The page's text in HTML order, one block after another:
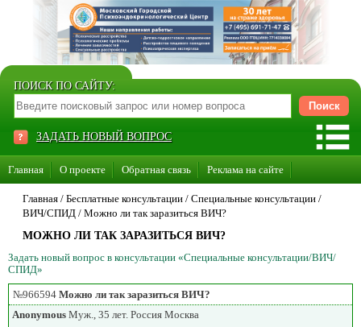
ПОИСК ПО САЙТУ:
ЗАДАТЬ НОВЫЙ ВОПРОС
Главная О проекте Обратная связь Реклама на сайте
Стать консультантом нашего сайта
Главная / Бесплатные консультации / Специальные консультации /
ВИЧ/СПИД / Можно ли так заразиться ВИЧ?
МОЖНО ЛИ ТАК ЗАРАЗИТЬСЯ ВИЧ?
Задать новый вопрос в консультации «Специальные консультации/ВИЧ/
СПИД»
№966594 Можно ли так заразиться ВИЧ?
Anonymous Муж., 35 лет. Россия Москва